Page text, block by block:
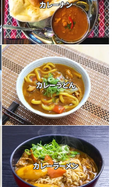
カレーナン
カレーうどん
カレーラーメン